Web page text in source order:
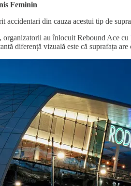
Feminin
din cauza acestui tip de
organizatorii au înlocuit Rebound Ace cu
diferență vizuală este că suprafața are